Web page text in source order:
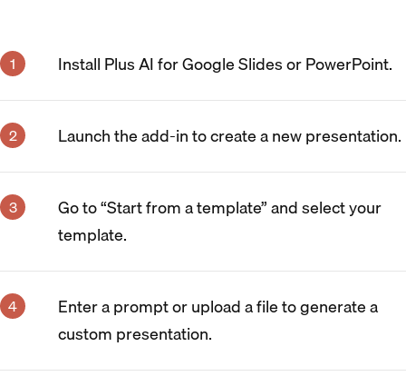
Install Plus AI for Google Slides or PowerPoint.
Launch the add-in to create a new presentation.
Go to “Start from a template” and select your
template.
Enter a prompt or upload a file to generate a
custom presentation.